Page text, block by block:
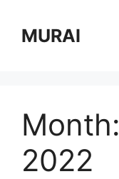
contentMURAI
Month:
2022